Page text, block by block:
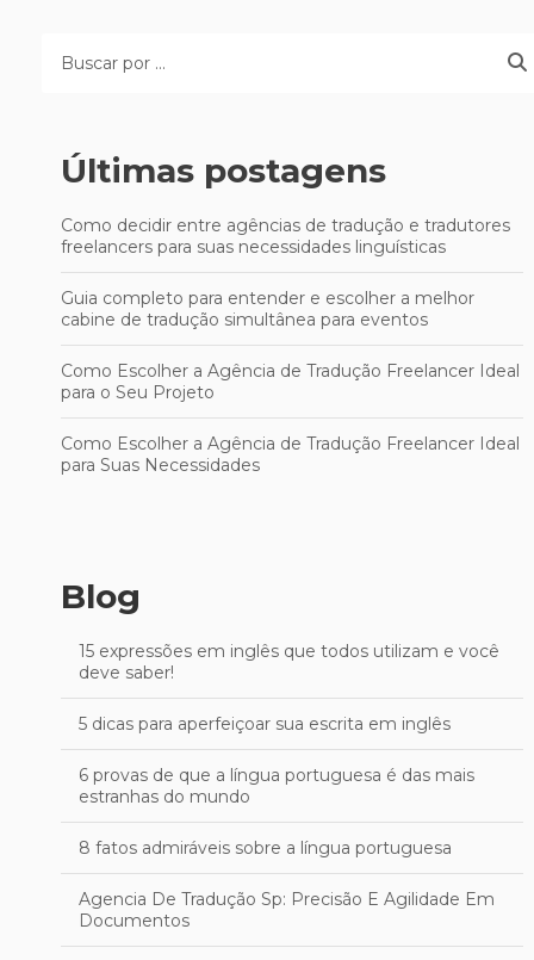
Últimas postagens
Como decidir entre agências de tradução e tradutores
freelancers para suas necessidades linguísticas
Guia completo para entender e escolher a melhor
cabine de tradução simultânea para eventos
Como Escolher a Agência de Tradução Freelancer Ideal
para o Seu Projeto
Como Escolher a Agência de Tradução Freelancer Ideal
para Suas Necessidades
Blog
15 expressões em inglês que todos utilizam e você
deve saber!
5 dicas para aperfeiçoar sua escrita em inglês
6 provas de que a língua portuguesa é das mais
estranhas do mundo
8 fatos admiráveis sobre a língua portuguesa
Agencia De Tradução Sp: Precisão E Agilidade Em
Documentos